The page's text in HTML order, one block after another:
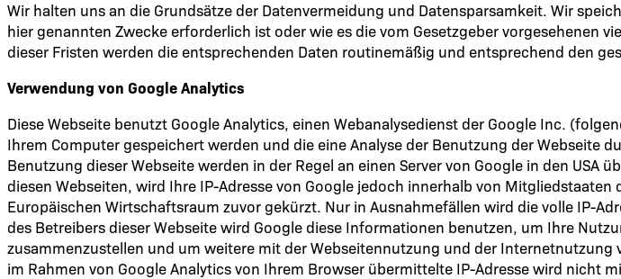
Wir halten uns an die Grundsätze der Datenvermeidung und Datensparsamkeit. Wir
hier genannten Zwecke erforderlich ist oder wie es die vom Gesetzgeber vorgesehenen
dieser Fristen werden die entsprechenden Daten routinemäßig und entsprechend den
Verwendung von Google Analytics
Diese Webseite benutzt Google Analytics, einen Webanalysedienst der Google Inc.
Ihrem Computer gespeichert werden und die eine Analyse der Benutzung der Webseite
Benutzung dieser Webseite werden in der Regel an einen Server von Google in den
diesen Webseiten, wird Ihre IP-Adresse von Google jedoch innerhalb von
Europäischen Wirtschaftsraum zuvor gekürzt. Nur in Ausnahmefällen wird die volle IP-
des Betreibers dieser Webseite wird Google diese Informationen benutzen, um Ihre
zusammenzustellen und um weitere mit der Webseitennutzung und der
im Rahmen von Google Analytics von Ihrem Browser übermittelte IP-Adresse wird nicht